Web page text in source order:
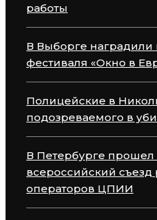
работы
В Выборге наградили
фестиваля «Окно в
Полицейские в
подозреваемого в
В Петербурге
всероссийский
операторов ЦПИИ